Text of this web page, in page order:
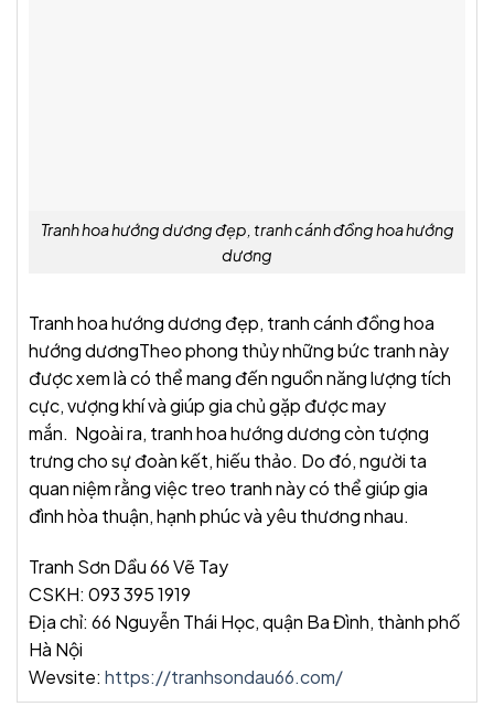
Tranh hoa hướng dương đẹp, tranh cánh đồng hoa hướng
dương
Tranh hoa hướng dương đẹp, tranh cánh đồng hoa
hướng dươngTheo phong thủy những bức tranh này
được xem là có thể mang đến nguồn năng lượng tích
cực, vượng khí và giúp gia chủ gặp được may
mắn. Ngoài ra, tranh hoa hướng dương còn tượng
trưng cho sự đoàn kết, hiếu thảo. Do đó, người ta
quan niệm rằng việc treo tranh này có thể giúp gia
đình hòa thuận, hạnh phúc và yêu thương nhau.
Tranh Sơn Dầu 66 Vẽ Tay
CSKH: 093 395 1919
Địa chỉ: 66 Nguyễn Thái Học, quận Ba Đình, thành phố
Hà Nội
Wevsite: https://tranhsondau66.com/